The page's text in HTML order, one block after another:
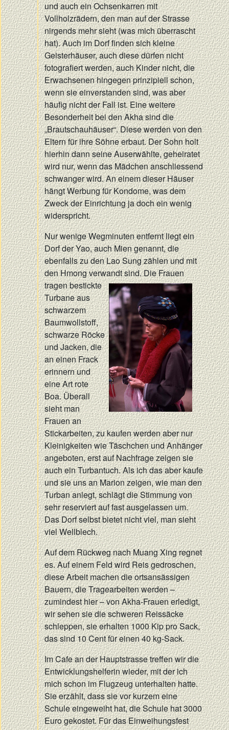
und auch ein Ochsenkarren mit
Vollholzrädern, den man auf der Strasse
nirgends mehr sieht (was mich überrascht
hat). Auch im Dorf finden sich kleine
Geisterhäuser, auch diese dürfen nicht
fotografiert werden, auch Kinder nicht, die
Erwachsenen hingegen prinzipiell schon,
wenn sie einverstanden sind, was aber
häufig nicht der Fall ist. Eine weitere
Besonderheit bei den Akha sind die
„Brautschauhäuser“. Diese werden von den
Eltern für ihre Söhne erbaut. Der Sohn holt
hierhin dann seine Auserwählte, geheiratet
wird nur, wenn das Mädchen anschliessend
schwanger wird. An einem dieser Häuser
hängt Werbung für Kondome, was dem
Zweck der Einrichtung ja doch ein wenig
widerspricht.
Nur wenige Wegminuten entfernt liegt ein
Dorf der Yao, auch Mien genannt, die
ebenfalls zu den Lao Sung zählen und mit
den Hmong verwandt sind.Die Frauen
tragen bestickte
Turbane aus
schwarzem
Baumwollstoff,
schwarze Röcke
und Jacken, die
an einen Frack
erinnern und
eine Art rote
Boa. Überall
sieht man
Frauen an
Stickarbeiten, zu kaufen werden aber nur
Kleinigkeiten wie Täschchen und Anhänger
angeboten, erst auf Nachfrage zeigen sie
auch ein Turbantuch. Als ich das aber kaufe
und sie uns an Marion zeigen, wie man den
Turban anlegt, schlägt die Stimmung von
sehr reserviert auf fast ausgelassen um.
Das Dorf selbst bietet nicht viel, man sieht
viel Wellblech.
Auf dem Rückweg nach Muang Xing regnet
es. Auf einem Feld wird Reis gedroschen,
diese Arbeit machen die ortsansässigen
Bauern, die Tragearbeiten werden –
zumindest hier – von Akha-Frauen erledigt,
wir sehen sie die schweren Reissäcke
schleppen, sie erhalten 1000 Kip pro Sack,
das sind 10 Cent für einen 40 kg-Sack.
Im Cafe an der Hauptstrasse treffen wir die
Entwicklungshelferin wieder, mit der ich
mich schon im Flugzeug unterhalten hatte.
Sie erzählt, dass sie vor kurzem eine
Schule eingeweiht hat, die Schule hat 3000
Euro gekostet. Für das Einweihungsfest